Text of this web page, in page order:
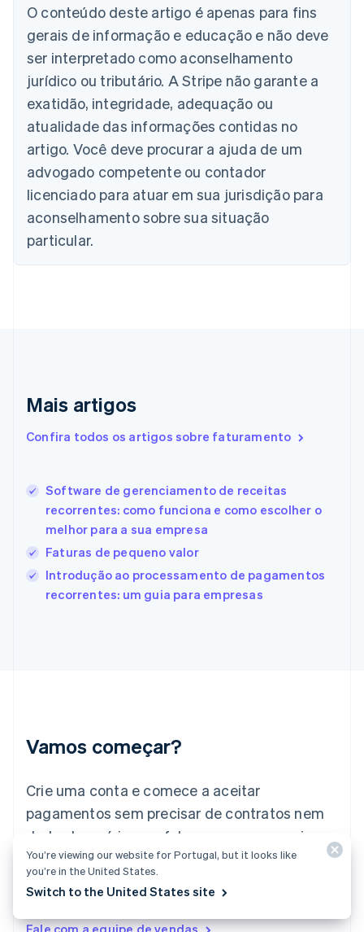
O conteúdo deste artigo é apenas para fins
gerais de informação e educação e não deve
ser interpretado como aconselhamento
jurídico ou tributário. A Stripe não garante a
exatidão, integridade, adequação ou
atualidade das informações contidas no
artigo. Você deve procurar a ajuda de um
advogado competente ou contador
licenciado para atuar em sua jurisdição para
aconselhamento sobre sua situação
particular.
Mais artigos
Confira todos os artigos sobre faturamento
Software de gerenciamento de receitas
recorrentes: como funciona e como escolher o
melhor para a sua empresa
Faturas de pequeno valor
Introdução ao processamento de pagamentos
recorrentes: um guia para empresas
Vamos começar?
Crie uma conta e comece a aceitar
pagamentos sem precisar de contratos nem
dados bancários, ou fale conosco para criar
um pacote personalizado para sua empresa.
Austrália
Áustria
DeutschEnglish
Bélgica
English
Brasil
PortuguêsEnglish
Bulgária
English
Canadá
English Français
China continental
简体中文 English
Chipre
Croácia
Eslovênia
Espanha
EnglishEspañol简体中文
Estônia
Finlândia
EnglishSvenska
França
English
Gibraltar
English
Italiano English
日本語English
Letônia
English
Liechtenstein
Deutsch English
English
You’re viewing our website for Portugal, but it looks like
you’re in the United States.
Switch to the United States site